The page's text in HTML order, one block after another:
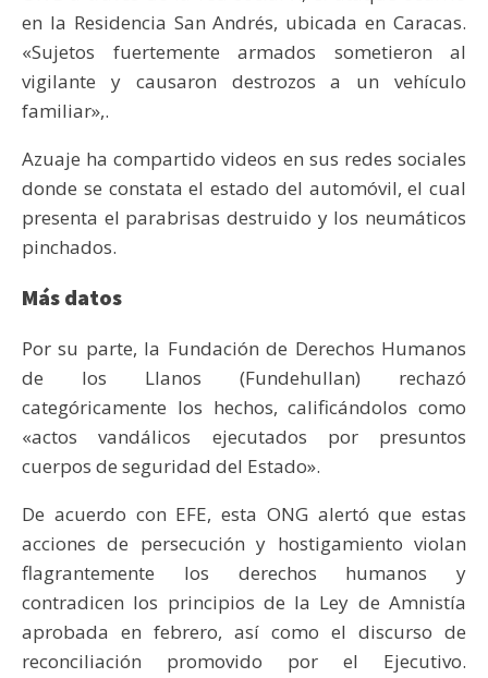
en la Residencia San Andrés, ubicada en Caracas.
«Sujetos fuertemente armados sometieron al
vigilante y causaron destrozos a un vehículo
familiar»,.
Azuaje ha compartido videos en sus redes sociales
donde se constata el estado del automóvil, el cual
presenta el parabrisas destruido y los neumáticos
pinchados.
Más datos
Por su parte, la Fundación de Derechos Humanos
de los Llanos (Fundehullan) rechazó
categóricamente los hechos, calificándolos como
«actos vandálicos ejecutados por presuntos
cuerpos de seguridad del Estado».
De acuerdo con EFE, esta ONG alertó que estas
acciones de persecución y hostigamiento violan
flagrantemente los derechos humanos y
contradicen los principios de la Ley de Amnistía
aprobada en febrero, así como el discurso de
reconciliación promovido por el Ejecutivo.